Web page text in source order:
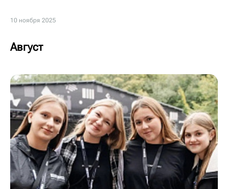
10 ноября 2025
Август